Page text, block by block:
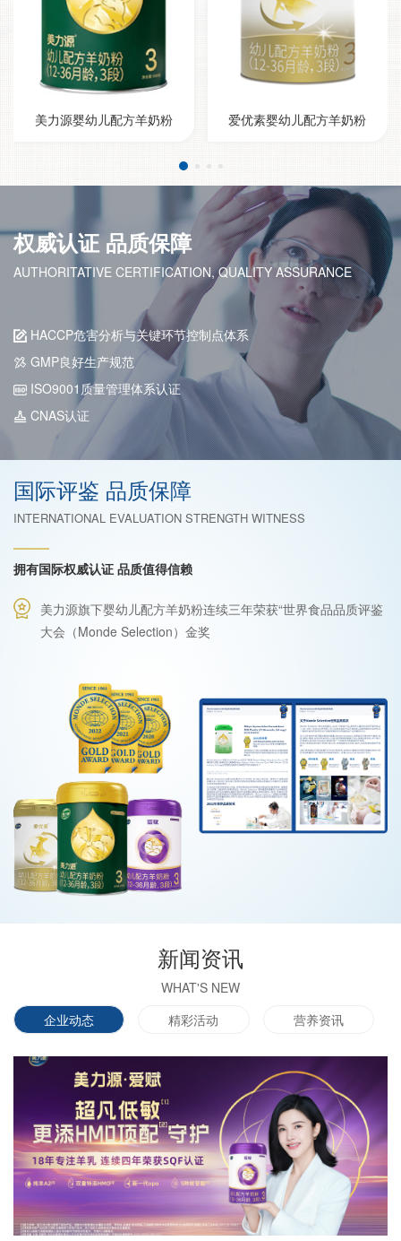
美力源婴幼儿配方羊奶粉 爱优素婴幼儿配方羊奶粉
权威认证 品质保障
AUTHORITATIVE CERTIFICATION, QUALITY ASSURANCE
HACCP危害分析与关键环节控制点体系
GMP良好生产规范
ISO9001质量管理体系认证
CNAS认证
国际评鉴 品质保障
INTERNATIONAL EVALUATION STRENGTH WITNESS
拥有国际权威认证 品质值得信赖
美力源旗下婴幼儿配方羊奶粉连续三年荣获“世界食品品质评鉴
大会（Monde Selection）金奖
新闻资讯
WHAT'S NEW
企业动态
精彩活动 营养资讯